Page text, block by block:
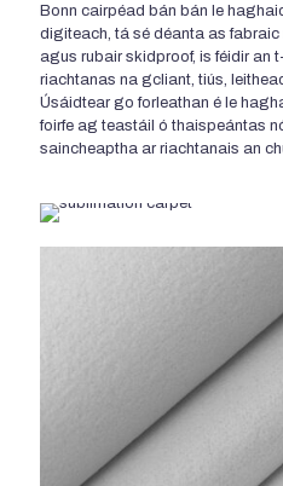
Bonn cairpéad bán bán le
digiteach, tá sé déanta as
agus rubair skidproof, is féidir an
riachtanas na gcliant, tiús,
Úsáidtear go forleathan é le
foirfe ag teastáil ó thaispeántas
saincheaptha ar riachtanais an